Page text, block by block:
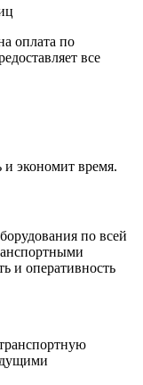
оплата по
все
и экономит время.
по всей
и оперативность